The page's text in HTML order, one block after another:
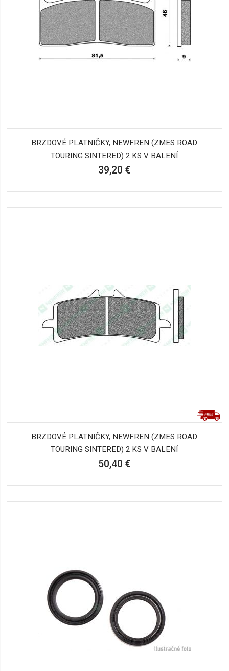
BRZDOVÉ PLATNIČKY, NEWFREN (ZMES ROAD
TOURING SINTERED) 2 KS V BALENÍ
39,20 €
BRZDOVÉ PLATNIČKY, NEWFREN (ZMES ROAD
TOURING SINTERED) 2 KS V BALENÍ
50,40 €